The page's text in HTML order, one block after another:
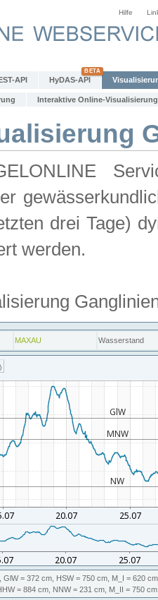
Hilfe
API HyDAS-API
Interaktive Online-Visualisierung
drei Tage)
werden.